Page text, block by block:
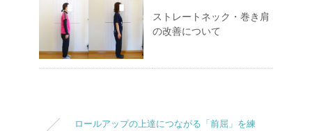
ストレートネック・巻き肩
の改善について
ロールアップの上達につながる「前屈」を練